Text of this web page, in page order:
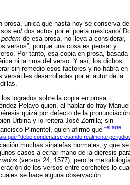
prosa, única que hasta hoy se conserva
en/ dos actos por el poeta mexicano/
de esa prosa, no lleva a considerar,
versos”, porque una cosa es pensar y
Por tanto, esa copia en prosa, basada
ni la rima del verso. Y así, los dichos
sin remedio esos factores y no habrá en
desarrolladas por el autor de la
logrados sobre la copia en prosa
Pelayo quien, al hablar de fray Manuel
quizá por defecto de la pronunciación
Urbina y lo reitera José Zorrilla; sin
Pimentel, quien afirmó que “el arte
que “debe condenarse cuando realmente
muchas sinalefas normales, y que se
casos a echar mano de la diéresis
(versos 24, 1577), pero la
de los versos entre corchetes lo cual
se hace alguna observación.